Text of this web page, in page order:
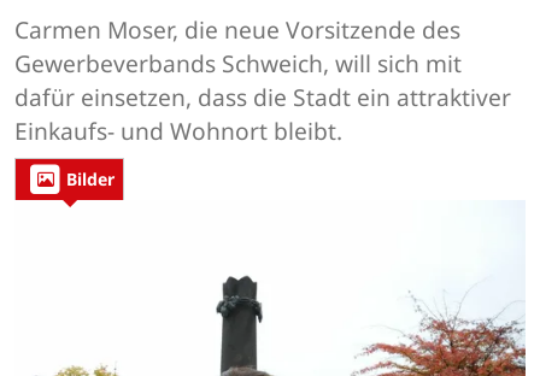
Carmen Moser, die neue Vorsitzende des
Gewerbeverbands Schweich, will sich mit
dafür einsetzen, dass die Stadt ein attraktiver
Einkaufs- und Wohnort bleibt.
Bilder